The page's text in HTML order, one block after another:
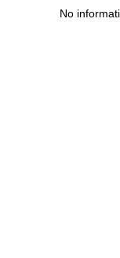
No